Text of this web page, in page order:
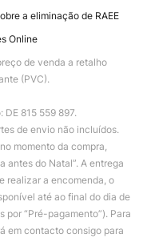
a eliminação de RAEE
Online
de venda a retalho
(PVC).
DE 815 559 897.
de envio não incluídos.
momento da compra,
antes do Natal”. A entrega
realizar a encomenda, o
até ao final do dia de
por “Pré-pagamento”). Para
em contacto consigo para